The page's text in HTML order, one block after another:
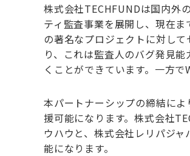
株式会社TECHFUNDは国内外
ティ監査事業を展開し、現在
の著名なプロジェクトに対し
り、これは監査人のバグ発見
くことができています。一方
本パートナーシップの締結に
援可能になります。株式会社
ウハウと、株式会社レリパジ
能になります。